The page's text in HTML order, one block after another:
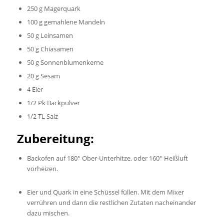
250 g Magerquark
100 g gemahlene Mandeln
50 g Leinsamen
50 g Chiasamen
50 g Sonnenblumenkerne
20 g Sesam
4 Eier
1/2 Pk Backpulver
1/2 TL Salz
Zubereitung:
Backofen auf 180° Ober-Unterhitze, oder 160° Heißluft
vorheizen.
Eier und Quark in eine Schüssel füllen. Mit dem Mixer
verrühren und dann die restlichen Zutaten nacheinander
dazu mischen.